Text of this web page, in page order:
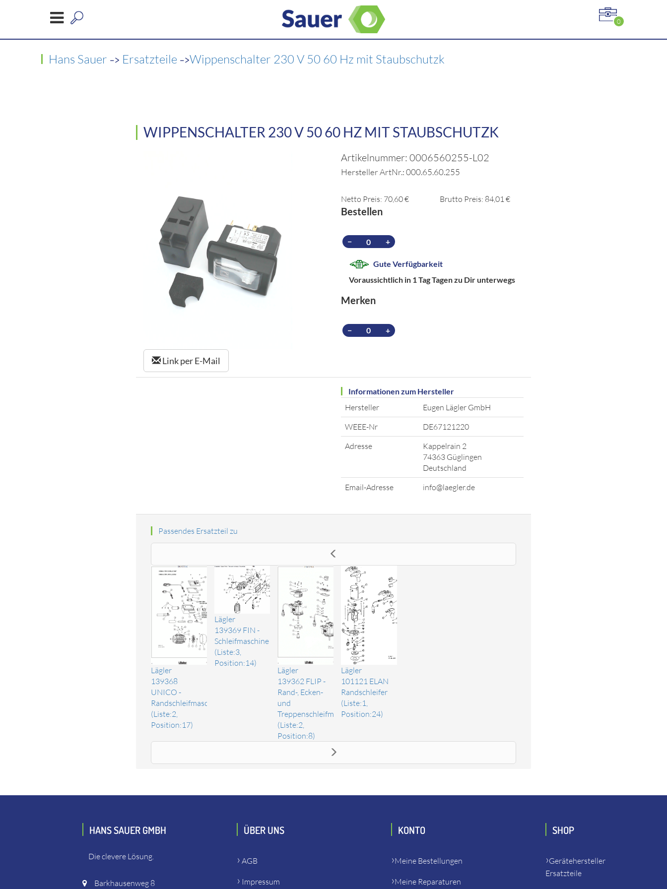
0
Hans Sauer -> Ersatzteile ->Wippenschalter 230 V 50 60 Hz mit Staubschutzk
WIPPENSCHALTER 230 V 50 60 HZ MIT STAUBSCHUTZK
Link per E-Mail
Artikelnummer: 0006560255-L02
Hersteller ArtNr.: 000.65.60.255
Netto Preis: 70,60 € Brutto Preis: 84,01 €
Bestellen
− +
Gute Verfügbarkeit
Voraussichtlich in 1 Tag Tagen zu Dir unterwegs
Merken
− +
Informationen zum Hersteller
Hersteller
Eugen Lägler GmbH
WEEE-Nr
DE67121220
Adresse
Kappelrain 2
74363 Güglingen
Deutschland
Email-Adresse
info@laegler.de
Passendes Ersatzteil zu
Lägler
139368
UNICO -
Randschleifmaschine
(Liste:2,
Position:17)
Lägler
139369 FIN -
Schleifmaschine
(Liste:3,
Position:14)
Lägler
139362 FLIP -
Rand-, Ecken-
und
Treppenschleifmaschine
(Liste:2,
Position:8)
Lägler
101121 ELAN
Randschleifer
(Liste:1,
Position:24)
Das Ersatzteil "Wippenschalter 230 V 50 60 Hz mit Staubschutzk" online bestellen. Es passt unter anderem zu: Lägler 139368 UNICO - Randschleifmaschine, Lägler 139369 FIN -
HANS SAUER GMBH
Die clevere Lösung.
Barkhausenweg 8
ÜBER UNS
AGB
Impressum
KONTO
Meine Bestellungen
Meine Reparaturen
SHOP
Gerätehersteller
Ersatzteile